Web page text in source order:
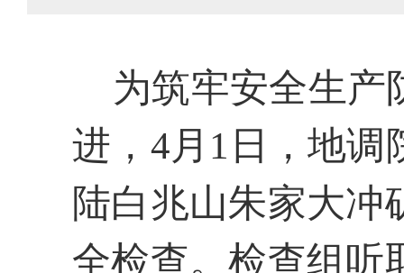
为筑牢安全生产
进 ，4月1日 ，地调
陆白兆山朱家大冲
全检查。检查组听